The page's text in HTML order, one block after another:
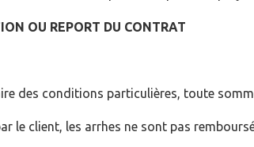
OU REPORT DU CONTRAT
des conditions particulières, toute
le client, les arrhes ne sont pas